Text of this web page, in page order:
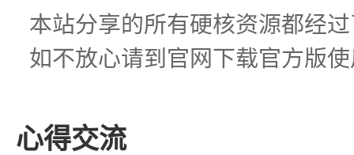
本站分享的所有硬核资源都经
如不放心请到官网下载官方版
心得交流